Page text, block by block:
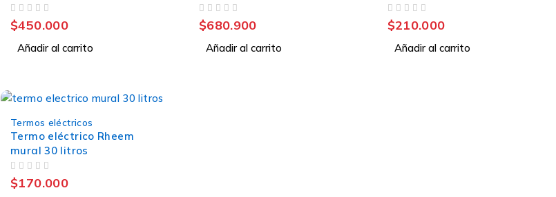
$450.000
Añadir al carrito
$680.900
Añadir al carrito
$210.000
Añadir al carrito
Termos eléctricos
Termo eléctrico Rheem
mural 30 litros
$170.000